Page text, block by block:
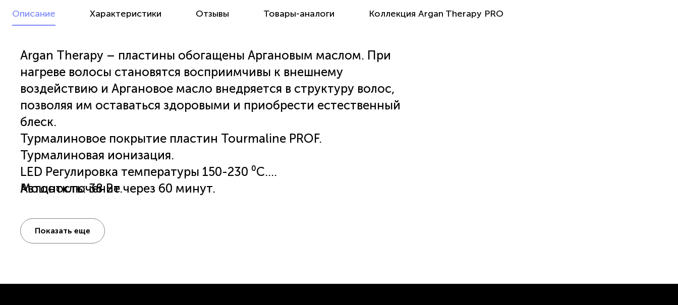
Описание Характеристики Отзывы Товары-аналоги Коллекция Argan Therapy PRO
Argan Therapy – пластины обогащены Аргановым маслом. При
нагреве волосы становятся восприимчивы к внешнему
воздействию и Аргановое масло внедряется в структуру волос,
позволяя им оставаться здоровыми и приобрести естественный
блеск.
Турмалиновое покрытие пластин Tourmaline PROF.
Турмалиновая ионизация.
LED Регулировка температуры 150-230 ⁰С.
Автоотключение через 60 минут.
Размер пластин: 13×90 мм.
Удлиненный шнур: 3 метра.
Фиксация пластин в закрытом положении.
Мощность: 38 Вт.
Готов к работе за 30 сек.
Показать еще